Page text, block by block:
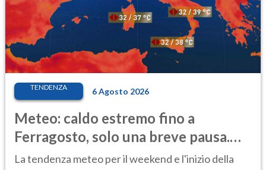
TENDENZA 6 Agosto 2026
Meteo: caldo estremo fino a
Ferragosto, solo una breve pausa.
Ecco dove
La tendenza meteo per il weekend e l'inizio della